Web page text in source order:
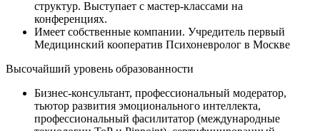
структур. Выступает с мастер-классами на
конференциях.
Имеет собственные компании. Учредитель первый
Медицинский кооператив Психоневролог в Москве
Высочайший уровень образованности
Бизнес-консультант, профессиональный модератор,
тьютор развития эмоционального интеллекта,
профессиональный фасилитатор (международные